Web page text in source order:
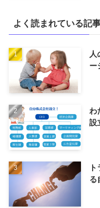
よく読まれている記
人
ー
わ
設
る